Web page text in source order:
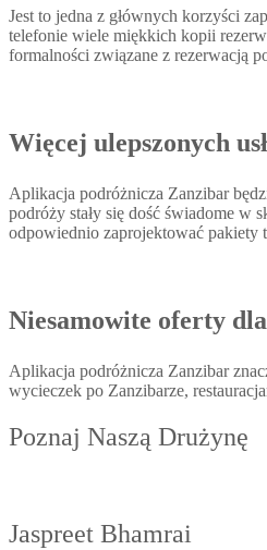
Jest to jedna z głównych korzyści
telefonie wiele miękkich kopii
formalności związane z rezerwacją
Więcej ulepszonych
Aplikacja podróżnicza Zanzibar
podróży stały się dość świadome w
odpowiednio zaprojektować pakiety
Niesamowite oferty
Aplikacja podróżnicza Zanzibar
wycieczek po Zanzibarze,
Poznaj Naszą Drużynę
Jaspreet Bhamrai